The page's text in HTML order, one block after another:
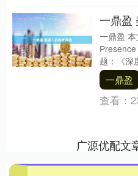
一鼎盈
一鼎盈
题：《深
养老院、
间》，题
一鼎盈
查看：
广源优配文